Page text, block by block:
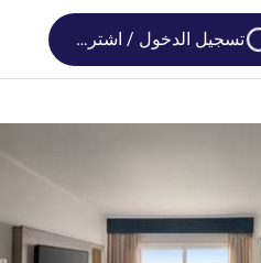
Loading...
تسجيل الدخول / اشترك